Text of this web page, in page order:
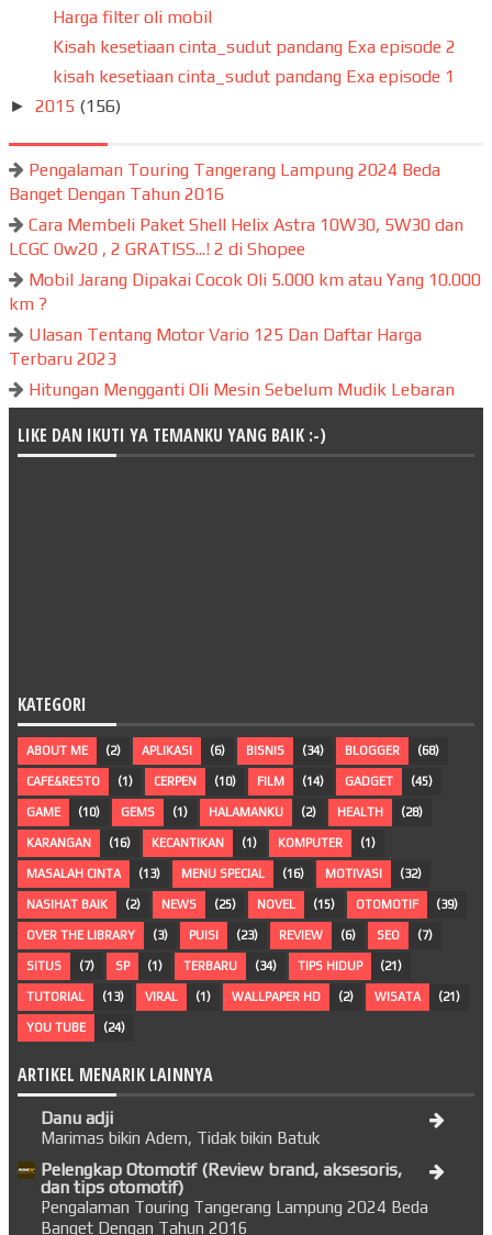
Harga filter oli mobil
Kisah kesetiaan cinta_sudut pandang Exa episode 2
kisah kesetiaan cinta_sudut pandang Exa episode 1
► 2015 (156)
Pengalaman Touring Tangerang Lampung 2024 Beda
Banget Dengan Tahun 2016
Cara Membeli Paket Shell Helix Astra 10W30, 5W30 dan
LCGC 0w20 , 2 GRATISS...! 2 di Shopee
Mobil Jarang Dipakai Cocok Oli 5.000 km atau Yang 10.000
km ?
Ulasan Tentang Motor Vario 125 Dan Daftar Harga
Terbaru 2023
Hitungan Mengganti Oli Mesin Sebelum Mudik Lebaran
LIKE DAN IKUTI YA TEMANKU YANG BAIK :-)
KATEGORI
ABOUT ME (2) APLIKASI (6) BISNIS (34) BLOGGER (68)
CAFE&RESTO (1) CERPEN (10) FILM (14) GADGET (45)
GAME (10) GEMS (1) HALAMANKU (2) HEALTH (28)
KARANGAN (16) KECANTIKAN (1) KOMPUTER (1)
MASALAH CINTA (13) MENU SPECIAL (16) MOTIVASI (32)
NASIHAT BAIK (2) NEWS (25) NOVEL (15) OTOMOTIF (39)
OVER THE LIBRARY (3) PUISI (23) REVIEW (6) SEO (7)
SITUS (7) SP (1) TERBARU (34) TIPS HIDUP (21)
TUTORIAL (13) VIRAL (1) WALLPAPER HD (2) WISATA (21)
YOU TUBE (24)
ARTIKEL MENARIK LAINNYA
Danu adji
Marimas bikin Adem, Tidak bikin Batuk
Pelengkap Otomotif (Review brand, aksesoris,
dan tips otomotif)
Pengalaman Touring Tangerang Lampung 2024 Beda
Banget Dengan Tahun 2016